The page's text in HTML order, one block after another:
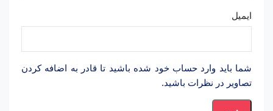
ایمیل
شما باید وارد حساب خود شده باشید تا قادر به اضافه کردن
تصاویر در نظرات باشید.